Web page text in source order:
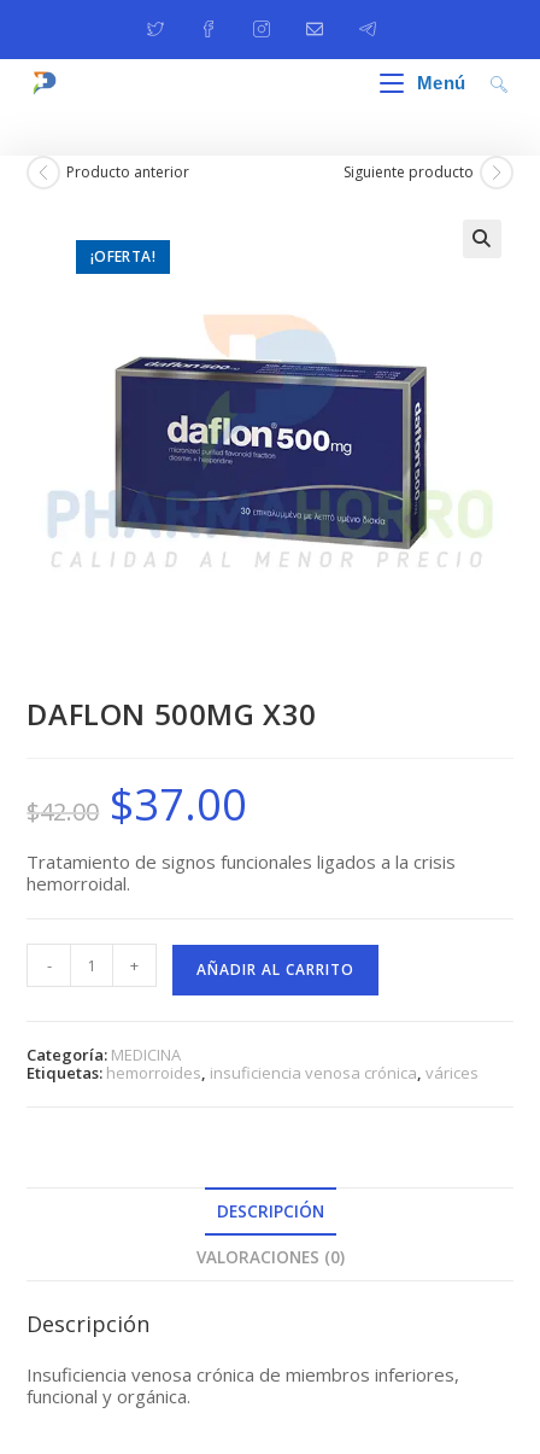
Menú
¡OFERTA!
Producto anterior Siguiente producto
DAFLON 500MG X30
$42.00
El
precio
original
$42.00.
$37.00
$37.00.
Tratamiento de signos funcionales ligados a la crisis
hemorroidal.
DAFLON
500MG
X30
- + AÑADIR AL CARRITO
Categoría: MEDICINA
Etiquetas: hemorroides, insuficiencia venosa crónica,várices
DESCRIPCIÓN
VALORACIONES (0)
Descripción
Insuficiencia venosa crónica de miembros inferiores,
funcional y orgánica.